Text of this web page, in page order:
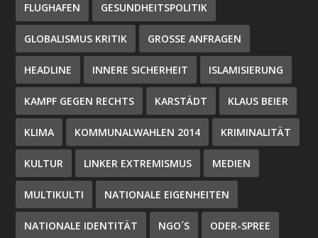
FLUGHAFEN GESUNDHEITSPOLITIK
GLOBALISMUS KRITIK GROSSE ANFRAGEN
HEADLINE INNERE SICHERHEIT ISLAMISIERUNG
KAMPF GEGEN RECHTS KARSTÄDT KLAUS BEIER
KLIMA KOMMUNALWAHLEN 2014 KRIMINALITÄT
KULTUR LINKER EXTREMISMUS MEDIEN
MULTIKULTI NATIONALE EIGENHEITEN
NATIONALE IDENTITÄT NGO´S ODER-SPREE